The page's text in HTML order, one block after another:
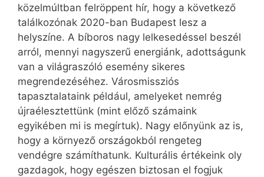
közelmúltban felröppent hír, hogy a következő
találkozónak 2020-ban Budapest lesz a
helyszíne. A bíboros nagy lelkesedéssel beszél
arról, mennyi nagyszerű energiánk, adottságunk
van a világraszóló esemény sikeres
megrendezéséhez. Városmissziós
tapasztalataink például, amelyeket nemrég
újraélesztettünk (mint előző számaink
egyikében mi is megírtuk). Nagy előnyünk az is,
hogy a környező országokból rengeteg
vendégre számíthatunk. Kulturális értékeink oly
gazdagok, hogy egészen biztosan el fogjuk